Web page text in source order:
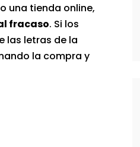
una tienda online,
fracaso. Si los
las letras de la
la compra y